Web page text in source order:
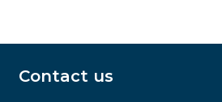
Contact us